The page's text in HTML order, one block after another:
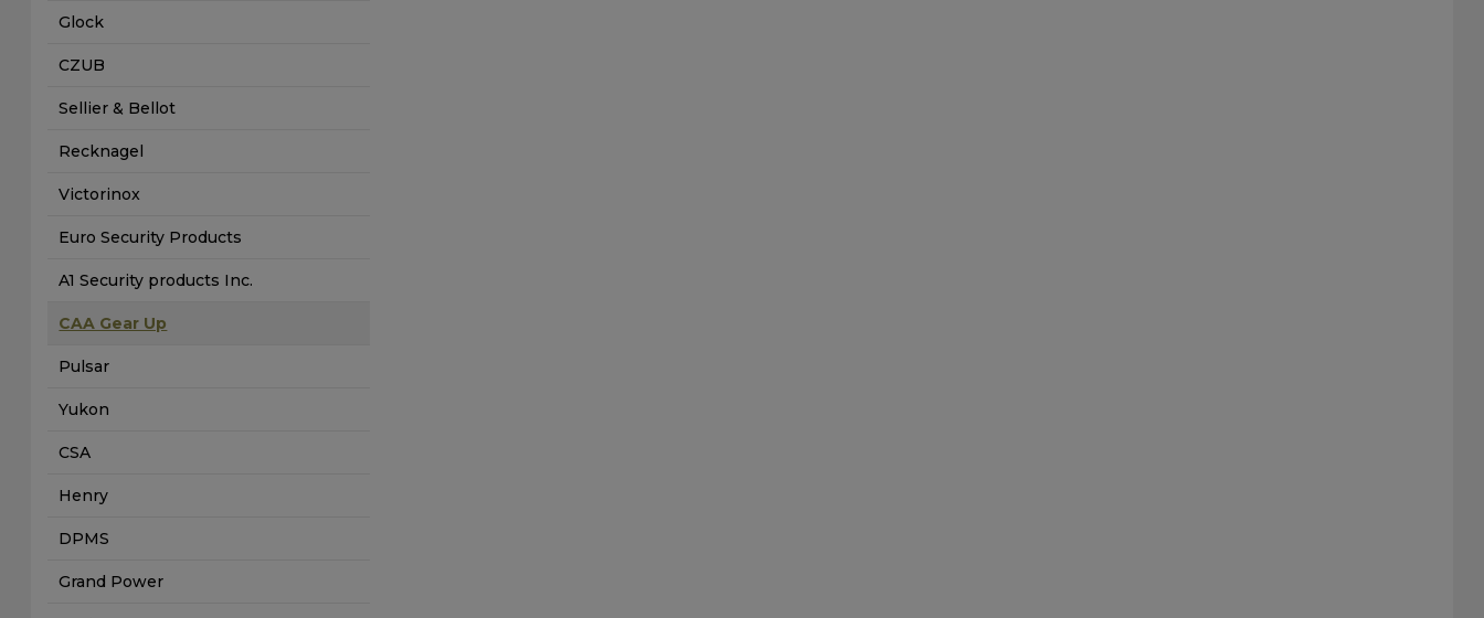
Glock
CZUB
Sellier & Bellot
Recknagel
Victorinox
Euro Security Products
A1 Security products Inc.
CAA Gear Up
Pulsar
Yukon
CSA
Henry
DPMS
Grand Power